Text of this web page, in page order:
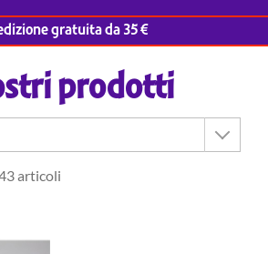
gratuita da 35 €
prodotti
articoli